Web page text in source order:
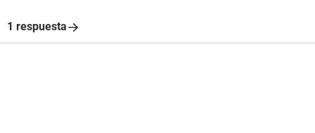
1 respuesta